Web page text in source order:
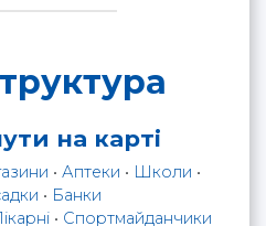
на карті
• Аптеки • Школи •
• Банки
• Спортмайданчики